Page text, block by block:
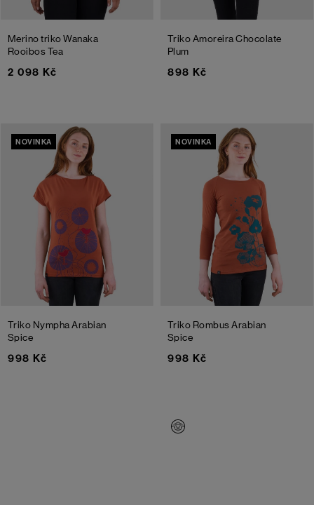
Merino triko Wanaka
Rooibos Tea
2 098 Kč
Triko AmoreiraChocolate
Plum
898 Kč
NOVINKA
Triko NymphaArabian
Spice
998 Kč
NOVINKA
Triko RombusArabian
Spice
998 Kč